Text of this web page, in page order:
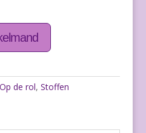
Op de rol, Stoffen